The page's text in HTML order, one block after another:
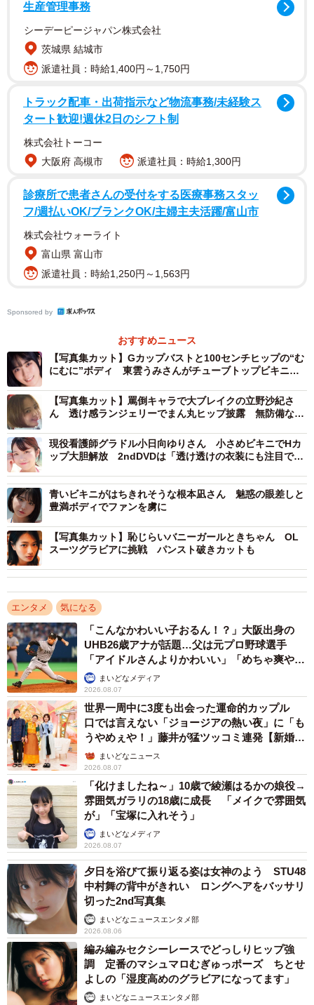
X（@sinonome_umi）、公式Instagram（@umi_portrait）
生産管理事務
シーデーピージャパン株式会社
茨城県 結城市
派遣社員：時給1,400円～1,750円
トラック配車・出荷指示など物流事務/未経験ス
タート歓迎!週休2日のシフト制
株式会社トーコー
大阪府 高槻市
派遣社員：時給1,300円
診療所で患者さんの受付をする医療事務スタッ
フ/週払いOK/ブランクOK/主婦主夫活躍/富山市
株式会社ウォーライト
富山県 富山市
派遣社員：時給1,250円～1,563円
Sponsored by
おすすめニュース
【写真集カット】Gカップバストと100センチヒップの“む
にむに”ボディ 東雲うみさんがチューブトップビキニで
【写真集カット】罵倒キャラで大ブレイクの立野沙紀さ
ん 透け感ランジェリーでまん丸ヒップ披露 無防備な彼
現役看護師グラドル小日向ゆりさん 小さめビキニでHカ
ップ大胆解放 2ndDVDは「透け透けの衣装にも注目で
青いビキニがはちきれそうな根本凪さん 魅惑の眼差しと
豊満ボディでファンを虜に
【写真集カット】恥じらいバニーガールときちゃん OL
スーツグラビアに挑戦 パンスト破きカットも
エンタメ 気になる
「こんなかわいい子おるん！？」大阪出身の
UHB26歳アナが話題…父は元プロ野球選手
「アイドルさんよりかわいい」「めちゃ爽や
か」まいどなメディア
2026.08.07
世界一周中に3度も出会った運命的カップル
口では言えない「ジョージアの熱い夜」に「も
うやめぇや！」藤井が猛ツッコミ連発【新婚さ
ん】まいどなニュース
2026.08.07
「化けましたね～」10歳で綾瀬はるかの娘役→
雰囲気ガラリの18歳に成長 「メイクで雰囲気
が」「宝塚に入れそう」
まいどなメディア
2026.08.07
夕日を浴びて振り返る姿は女神のよう STU48
中村舞の背中がきれい ロングヘアをバッサリ
切った2nd写真集
まいどなニュースエンタメ部
2026.08.06
編み編みセクシーレースでどっしりヒップ強
調 定番のマシュマロむぎゅっポーズ ちとせ
よしの「湿度高めのグラビアになってます」
まいどなニュースエンタメ部